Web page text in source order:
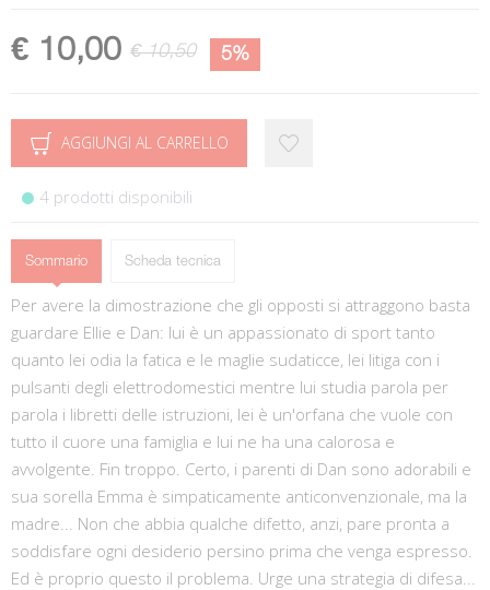
€ 10,00 € 10,50 5%
AGGIUNGI AL CARRELLO
4 prodotti disponibili
Sommario Scheda tecnica
Per avere la dimostrazione che gli opposti si attraggono basta
guardare Ellie e Dan: lui è un appassionato di sport tanto
quanto lei odia la fatica e le maglie sudaticce, lei litiga con i
pulsanti degli elettrodomestici mentre lui studia parola per
parola i libretti delle istruzioni, lei è un'orfana che vuole con
tutto il cuore una famiglia e lui ne ha una calorosa e
avvolgente. Fin troppo. Certo, i parenti di Dan sono adorabili e
sua sorella Emma è simpaticamente anticonvenzionale, ma la
madre... Non che abbia qualche difetto, anzi, pare pronta a
soddisfare ogni desiderio persino prima che venga espresso.
Ed è proprio questo il problema. Urge una strategia di difesa...